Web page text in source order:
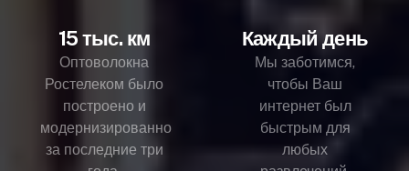
15 тыс. км
Оптоволокна
Ростелеком было
построено и
модернизированно
за последние три
Каждый день
Мы заботимся,
чтобы Ваш
интернет был
быстрым для
любых